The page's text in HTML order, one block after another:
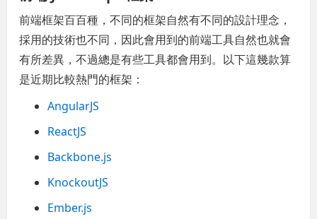
前端框架百百種，不同的框架自然有不同的設計理念，
採用的技術也不同，因此會用到的前端工具自然也就會
有所差異，不過總是有些工具都會用到。以下這幾款算
是近期比較熱門的框架：
AngularJS
ReactJS
Backbone.js
KnockoutJS
Ember.js